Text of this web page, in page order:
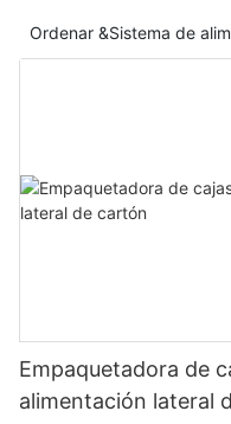
necesidades cambiantes
un futuro más sostenible
Ordenar &Sistema de
Empaquetadora de
alimentación lateral